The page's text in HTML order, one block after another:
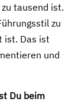
tausend ist.
zu
ist. Das ist
und
Du beim